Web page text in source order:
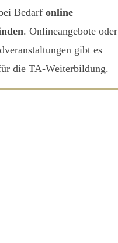
Bedarf online
. Onlineangebote oder
gibt es
die TA-Weiterbildung.